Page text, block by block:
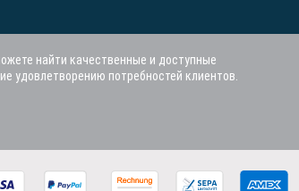
найти качественные и доступные
удовлетворению потребностей клиентов.